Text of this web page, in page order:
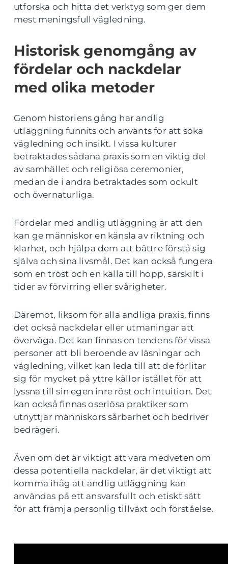
utforska och hitta det verktyg som ger dem
mest meningsfull vägledning.
Historisk genomgång av
fördelar och nackdelar
med olika metoder
Genom historiens gång har andlig
utläggning funnits och använts för att söka
vägledning och insikt. I vissa kulturer
betraktades sådana praxis som en viktig del
av samhället och religiösa ceremonier,
medan de i andra betraktades som ockult
och övernaturliga.
Fördelar med andlig utläggning är att den
kan ge människor en känsla av riktning och
klarhet, och hjälpa dem att bättre förstå sig
själva och sina livsmål. Det kan också fungera
som en tröst och en källa till hopp, särskilt i
tider av förvirring eller svårigheter.
Däremot, liksom för alla andliga praxis, finns
det också nackdelar eller utmaningar att
överväga. Det kan finnas en tendens för vissa
personer att bli beroende av läsningar och
vägledning, vilket kan leda till att de förlitar
sig för mycket på yttre källor istället för att
lyssna till sin egen inre röst och intuition. Det
kan också finnas oseriösa praktiker som
utnyttjar människors sårbarhet och bedriver
bedrägeri.
Även om det är viktigt att vara medveten om
dessa potentiella nackdelar, är det viktigt att
komma ihåg att andlig utläggning kan
användas på ett ansvarsfullt och etiskt sätt
för att främja personlig tillväxt och förståelse.